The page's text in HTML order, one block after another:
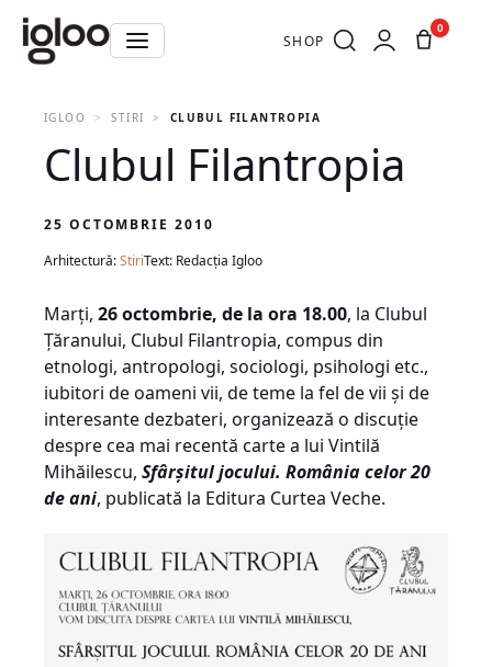
SHOP
0
IGLOO STIRI CLUBUL FILANTROPIA
Clubul Filantropia
25 OCTOMBRIE 2010
Arhitectură:StiriText: Redacția Igloo
Marţi, 26 octombrie, de la ora 18.00, la Clubul
Ţăranului, Clubul Filantropia, compus din
etnologi, antropologi, sociologi, psihologi etc.,
iubitori de oameni vii, de teme la fel de vii şi de
interesante dezbateri, organizează o discuţie
despre cea mai recentă carte a lui Vintilă
Mihăilescu, Sfârşitul jocului. România celor 20
de ani, publicată la Editura Curtea Veche.